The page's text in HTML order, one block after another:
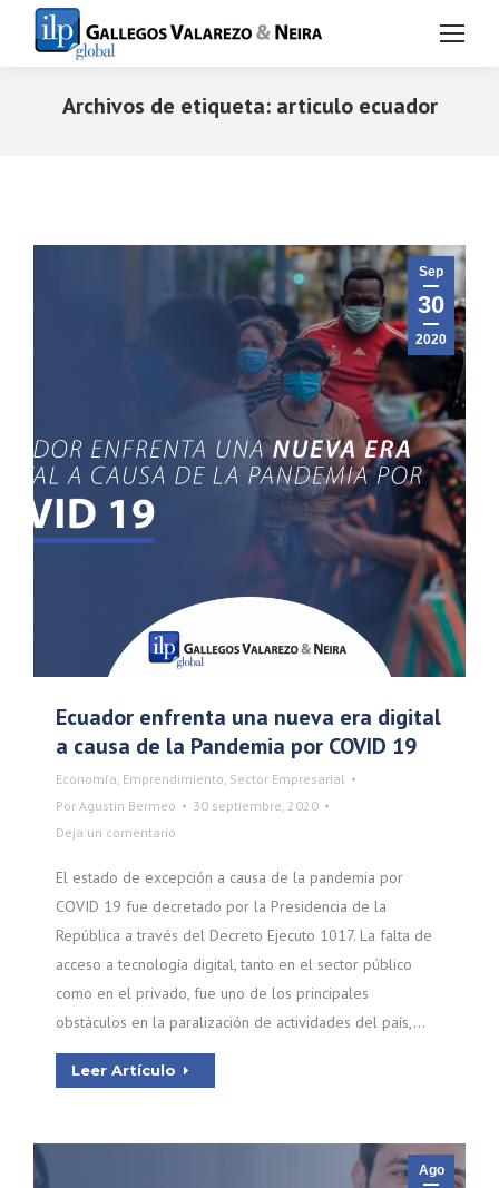
Archivos de etiqueta: articulo ecuador
Sep
30
2020
Ecuador enfrenta una nueva era digital
a causa de la Pandemia por COVID 19
Economía, Emprendimiento, Sector Empresarial
Por Agustin Bermeo
30 septiembre, 2020
Deja un comentario
El estado de excepción a causa de la pandemia por
COVID 19 fue decretado por la Presidencia de la
República a través del Decreto Ejecuto 1017. La falta de
acceso a tecnología digital, tanto en el sector público
como en el privado, fue uno de los principales
obstáculos en la paralización de actividades del país,…
Leer Artículo
Ago